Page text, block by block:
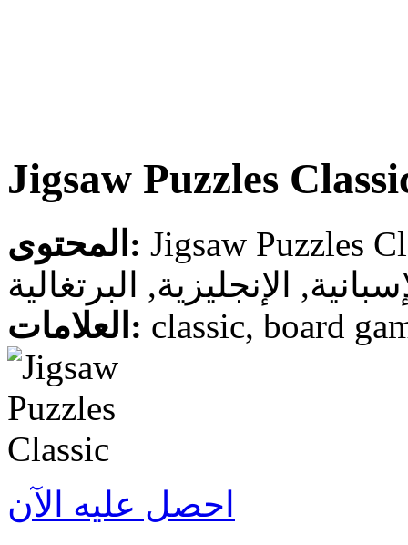
Jigsaw Puzzles
المحتوى:
الإنجليزية, البرتغالية
العلامات: classic, board
احصل عليه الآن